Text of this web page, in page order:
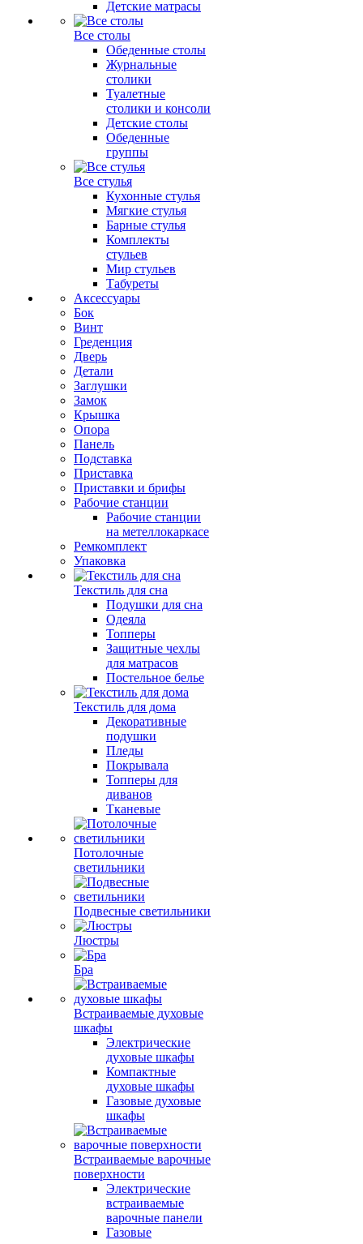
Детские матрасы
Все столы
Обеденные столы
Журнальные
столики
Туалетные
столики и консоли
Детские столы
Обеденные
группы
Все стулья
Кухонные стулья
Мягкие стулья
Барные стулья
Комплекты
стульев
Мир стульев
Табуреты
Аксессуары
Бок
Винт
Греденция
Дверь
Детали
Заглушки
Замок
Крышка
Опора
Панель
Подставка
Приставка
Приставки и брифы
Рабочие станции
Рабочие станции
на метеллокаркасе
Ремкомплект
Упаковка
Текстиль для сна
Подушки для сна
Одеяла
Топперы
Защитные чехлы
для матрасов
Постельное белье
Текстиль для дома
Декоративные
подушки
Пледы
Покрывала
Топперы для
диванов
Тканевые
Потолочные
светильники
Подвесные светильники
Люстры
Бра
Встраиваемые духовые
шкафы
Электрические
духовые шкафы
Компактные
духовые шкафы
Газовые духовые
шкафы
Встраиваемые варочные
поверхности
Электрические
встраиваемые
варочные панели
Газовые